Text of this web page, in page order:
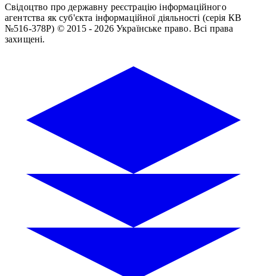
Свідоцтво про державну реєстрацію інформаційного
агентства як суб'єкта інформаційної діяльності (серія КВ
№516-378Р) © 2015 - 2026 Українське право. Всі права
захищені.